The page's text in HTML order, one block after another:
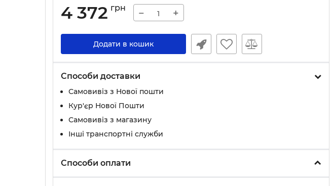
4 372 грн − +
Додати в кошик
Способи доставки
Самовивіз з Нової пошти
Кур'єр Нової Пошти
Самовивіз з магазину
Інші транспортні служби
Способи оплати